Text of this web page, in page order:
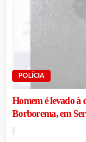
POLÍCIA
Homem é levado à
Borborema, em